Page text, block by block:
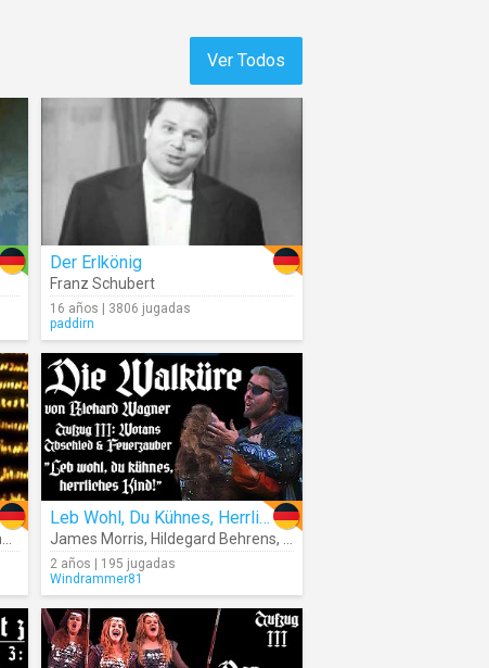
Ver Todos
House
Der Erlkönig
Franz Schubert
16 años | 3806 jugadas
paddirn
Herbert Von Karajan
Leb Wohl, Du Kühnes, Herrliches Kind!
James Morris, Hildegard Behrens,
2 años | 195 jugadas
Windrammer81